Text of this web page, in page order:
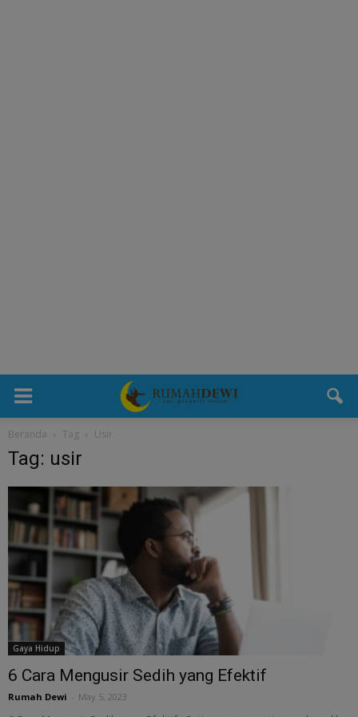
Beranda Tag Usir
Tag: usir
Gaya Hidup
6 Cara Mengusir Sedih yang Efektif
Rumah Dewi May 5, 2023